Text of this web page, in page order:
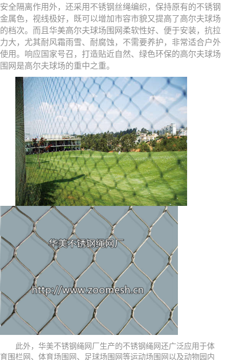
安全隔离作用外，还采用不锈钢丝绳编织，保持原有的不锈钢
金属色，视线极好，既可以增加市容市貌又提高了高尔夫球场
的档次。而且华美高尔夫球场围网柔软性好、便于安装，抗拉
力大，尤其耐风霜雨雪、耐腐蚀，不需要养护，非常适合户外
使用。响应国家号召，打造贴近自然、绿色环保的高尔夫球场
围网是高尔夫球场的重中之重。
此外，华美不锈钢绳网厂生产的不锈钢绳网还广泛应用于体
育围栏网、体育场围网、足球场围网等运动场围网以及动物园内